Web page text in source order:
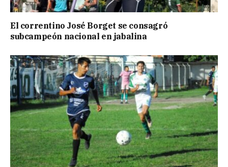
El correntino José Borget se consagró
subcampeón nacional en jabalina